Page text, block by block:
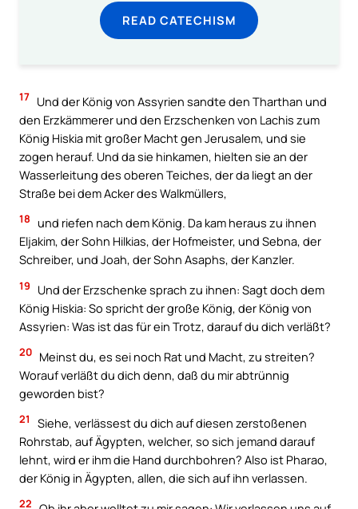
READ CATECHISM
17 Und der König von Assyrien sandte den Tharthan und
den Erzkämmerer und den Erzschenken von Lachis zum
König Hiskia mit großer Macht gen Jerusalem, und sie
zogen herauf. Und da sie hinkamen, hielten sie an der
Wasserleitung des oberen Teiches, der da liegt an der
Straße bei dem Acker des Walkmüllers,
18 und riefen nach dem König. Da kam heraus zu ihnen
Eljakim, der Sohn Hilkias, der Hofmeister, und Sebna, der
Schreiber, und Joah, der Sohn Asaphs, der Kanzler.
19
Und der Erzschenke sprach zu ihnen: Sagt doch dem
König Hiskia: So spricht der große König, der König von
Assyrien: Was ist das für ein Trotz, darauf du dich verläßt?
20 Meinst du, es sei noch Rat und Macht, zu streiten?
Worauf verläßt du dich denn, daß du mir abtrünnig
geworden bist?
21
Siehe, verlässest du dich auf diesen zerstoßenen
Rohrstab, auf Ägypten, welcher, so sich jemand darauf
lehnt, wird er ihm die Hand durchbohren? Also ist Pharao,
der König in Ägypten, allen, die sich auf ihn verlassen.
22